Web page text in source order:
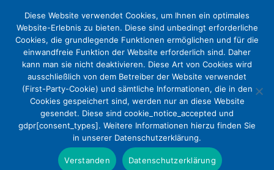
Christliche Krankenhäuser im
Bundestagswahljahr:
Versorgungsstrukturen an
Diese Website verwendet Cookies, um Ihnen ein optimales
Website-Erlebnis zu bieten. Diese sind unbedingt erforderliche
Cookies, die grundlegende Funktionen ermöglichen und für die
einwandfreie Funktion der Website erforderlich sind. Daher
kann man sie nicht deaktivieren. Diese Art von Cookies wird
ausschließlich von dem Betreiber der Website verwendet
(First-Party-Cookie) und sämtliche Informationen, die in den
Cookies gespeichert sind, werden nur an diese Website
gesendet. Diese sind cookie_notice_accepted und
gdpr[consent_types]. Weitere Informationen hierzu finden Sie
in unserer Datenschutzerklärung.
Verstanden Datenschutzerklärung